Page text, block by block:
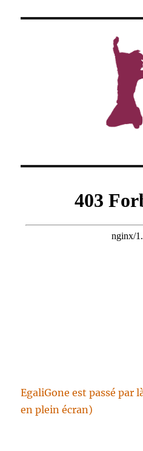
EgaliGone est passé par
en plein écran)